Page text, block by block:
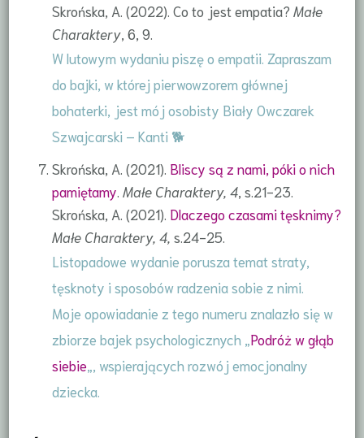
Skrońska, A. (2022). Co to jest empatia? Małe
Charaktery, 6, 9.
W lutowym wydaniu piszę o empatii. Zapraszam
do bajki, w której pierwowzorem głównej
bohaterki, jest mój osobisty Biały Owczarek
Szwajcarski – Kanti 🐕
Skrońska, A. (2021). Bliscy są z nami, póki o nich
pamiętamy Małe Charaktery, 4, s.21-23.
Skrońska, A. (2021). Dlaczego czasami tęsknimy?
Małe Charaktery, 4, s.24-25.
Listopadowe wydanie porusza temat straty,
tęsknoty i sposobów radzenia sobie z nimi.
Moje opowiadanie z tego numeru znalazło się w
zbiorze bajek psychologicznych „ Podróż w głąb
siebie „, wspierających rozwój emocjonalny
dziecka.